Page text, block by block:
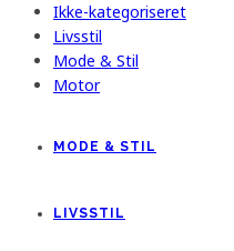
Ikke-kategoriseret
Livsstil
Mode & Stil
Motor
MODE & STIL
LIVSSTIL